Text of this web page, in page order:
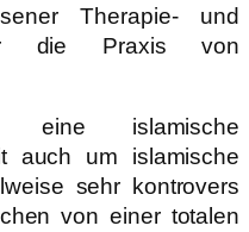
Therapie- und
für die Praxis von
eine islamische
auch um islamische
sehr kontrovers
von einer totalen